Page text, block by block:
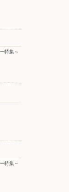
特集～
特集～